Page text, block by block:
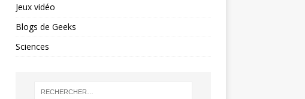
Jeux vidéo
Blogs de Geeks
Sciences